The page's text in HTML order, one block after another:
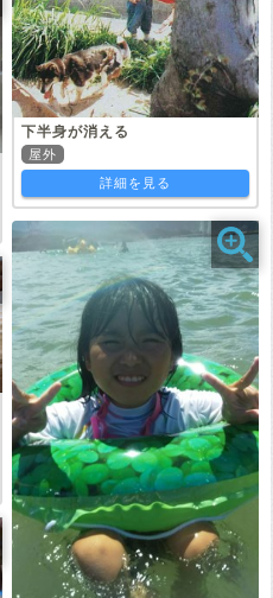
下半身が消える
屋外
詳細を見る